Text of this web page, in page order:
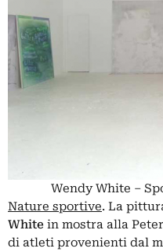
Wendy White –
Nature sportive. La
White in mostra alla
di atleti provenienti dal